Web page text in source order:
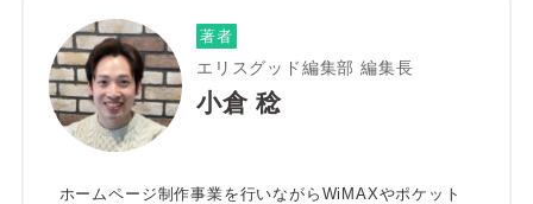
著者
エリスグッド編集部 編集長
小倉 稔
ホームページ制作事業を行いながらWiMAXやポケット